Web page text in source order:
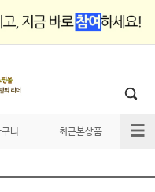
니 최근본상품